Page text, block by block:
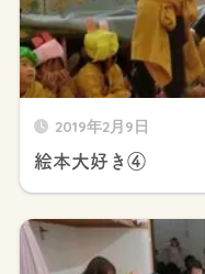
2019年2月9日
絵本大好き④